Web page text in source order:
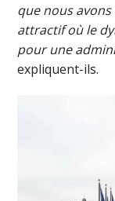
que nous avons
attractif où le
pour une
expliquent-ils.